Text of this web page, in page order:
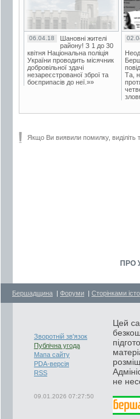
06.04.18
Шановні жителі
району! З 1 до 30
квітня Національна поліція
України проводить місячник
добровільної здачі
незареєстрованої зброї та
боєприпасів до неї.»»
Та,
Якщо Ви виявили помилку, виділіть
ПРО
Бершадщина | Форуми | Сторінками
Зворотній зв'язок
Публічна угода
Мапа сайту
PDA-версія
RSS
09.01.2026 07:27:50
Цей
не